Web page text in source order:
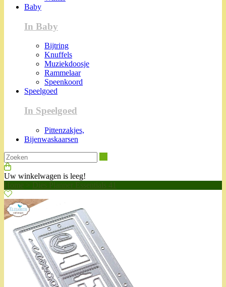
Baby
In Baby
Bijtring
Knuffels
Muziekdoosje
Rammelaar
Speenkoord
Speelgoed
In Speelgoed
Pittenzakjes,
Bijenwaskaarsen
Uw winkelwagen is leeg!
Home
Dies Planner Essentials 41